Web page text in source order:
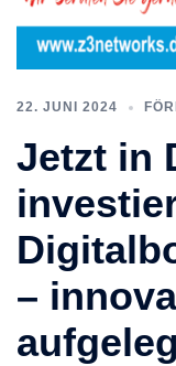
22. JUNI 2024
Jetzt in
–